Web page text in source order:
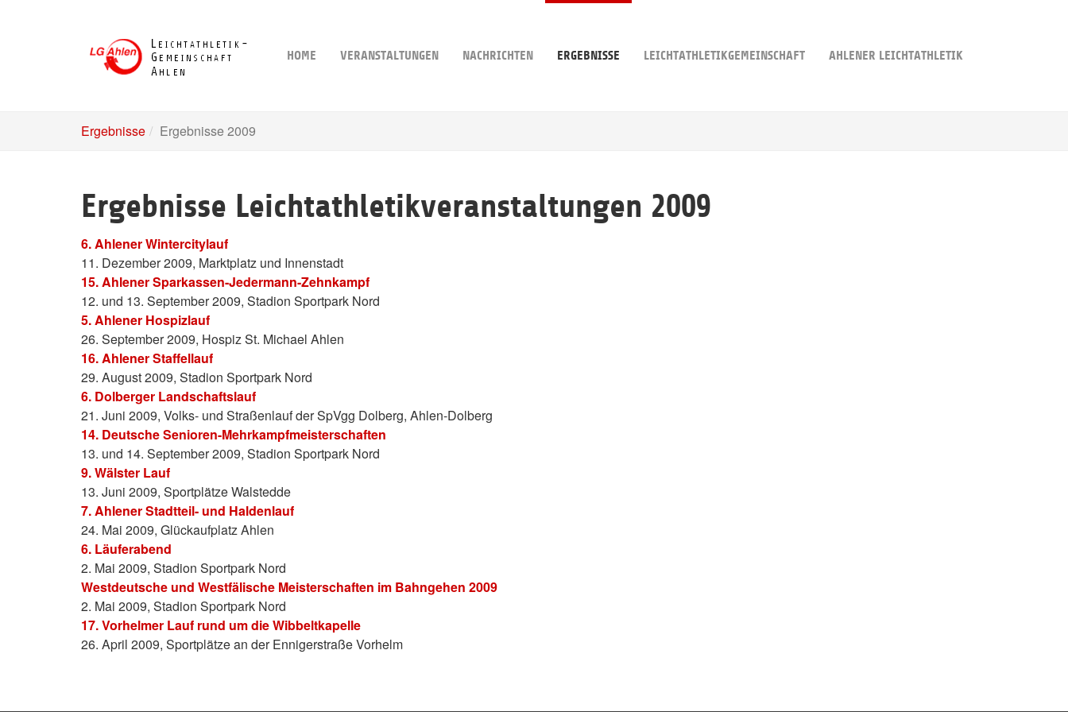
HOME VERANSTALTUNGEN NACHRICHTEN ERGEBNISSE LEICHTATHLETIKGEMEINSCHAFT AHLENER LEICHTATHLETIK
Ergebnisse Ergebnisse 2009
Ergebnisse Leichtathletikveranstaltungen 2009
6. Ahlener Wintercitylauf
11. Dezember 2009, Marktplatz und Innenstadt
15. Ahlener Sparkassen-Jedermann-Zehnkampf
12. und 13. September 2009, Stadion Sportpark Nord
5. Ahlener Hospizlauf
26. September 2009, Hospiz St. Michael Ahlen
16. Ahlener Staffellauf
29. August 2009, Stadion Sportpark Nord
6. Dolberger Landschaftslauf
21. Juni 2009, Volks- und Straßenlauf der SpVgg Dolberg, Ahlen-Dolberg
14. Deutsche Senioren-Mehrkampfmeisterschaften
13. und 14. September 2009, Stadion Sportpark Nord
9. Wälster Lauf
13. Juni 2009, Sportplätze Walstedde
7. Ahlener Stadtteil- und Haldenlauf
24. Mai 2009, Glückaufplatz Ahlen
6. Läuferabend
2. Mai 2009, Stadion Sportpark Nord
Westdeutsche und Westfälische Meisterschaften im Bahngehen 2009
2. Mai 2009, Stadion Sportpark Nord
17. Vorhelmer Lauf rund um die Wibbeltkapelle
26. April 2009, Sportplätze an der Ennigerstraße Vorhelm